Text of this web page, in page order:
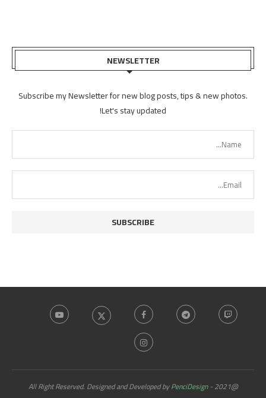
NEWSLETTER
Subscribe my Newsletter for new blog posts, tips & new photos.
Let's stay updated!
@2021 - All Right Reserved. Designed and Developed by
PenciDesign